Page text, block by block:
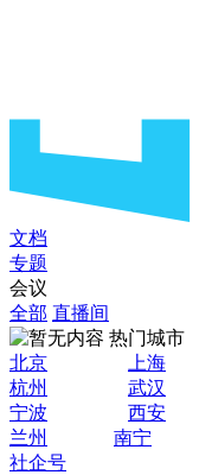
文档
专题
会议
全部 直播间
热门城市
北京
上海
杭州
武汉
宁波
西安
兰州
南宁
社企号